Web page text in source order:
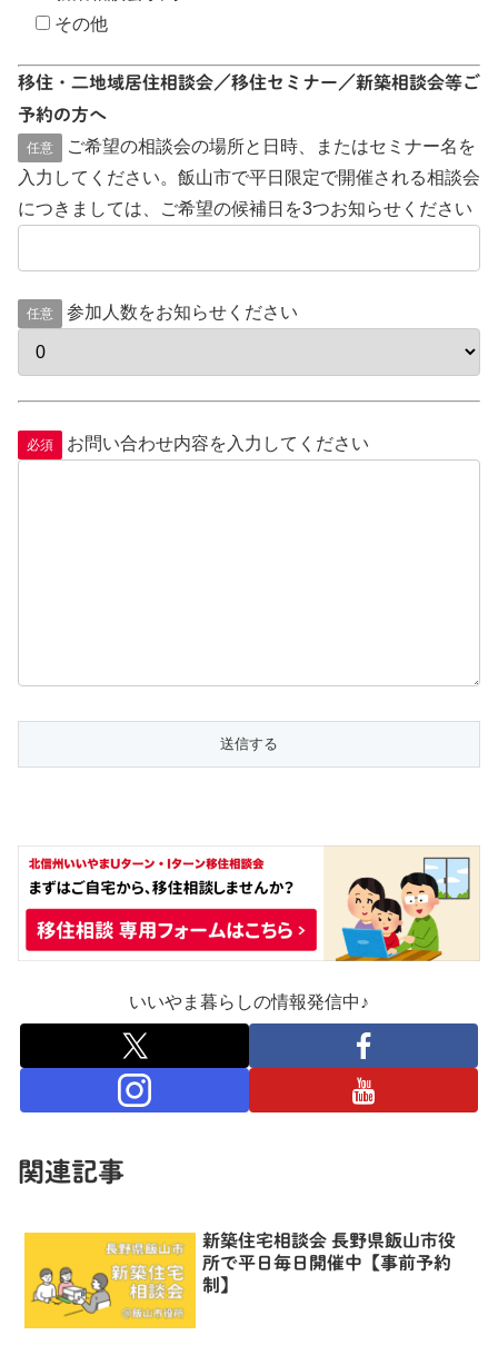
その他
移住・二地域居住相談会／移住セミナー／新築相談会等ご
予約の方へ
任意
ご希望の相談会の場所と日時、またはセミナー名を
入力してください。飯山市で平日限定で開催される相談会
につきましては、ご希望の候補日を3つお知らせください
任意 参加人数をお知らせください
必須 お問い合わせ内容を入力してください
いいやま暮らしの情報発信中♪
関連記事
新築住宅相談会 長野県飯山市役
所で平日毎日開催中【事前予約
制】